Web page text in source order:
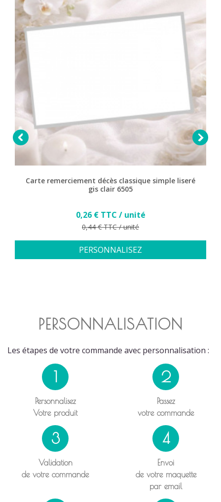

Carte remerciement décès classique simple liseré
gis clair 6505
Prix
0,26 € TTC / unité
Prix de base
0,44 € TTC / unité
PERSONNALISEZ

PERSONNALISATION
Les étapes de votre commande avec personnalisation :
1
Personnalisez
Votre produit
2
Passez
votre commande
3
Validation
de votre commande
4
Envoi
de votre maquette
par email